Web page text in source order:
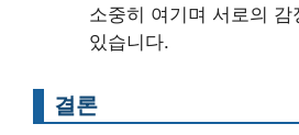
소중히 여기며 서로의
있습니다.
결론